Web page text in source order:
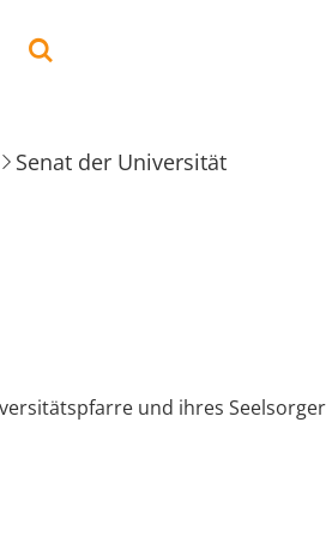
Senat der Universität
und ihres